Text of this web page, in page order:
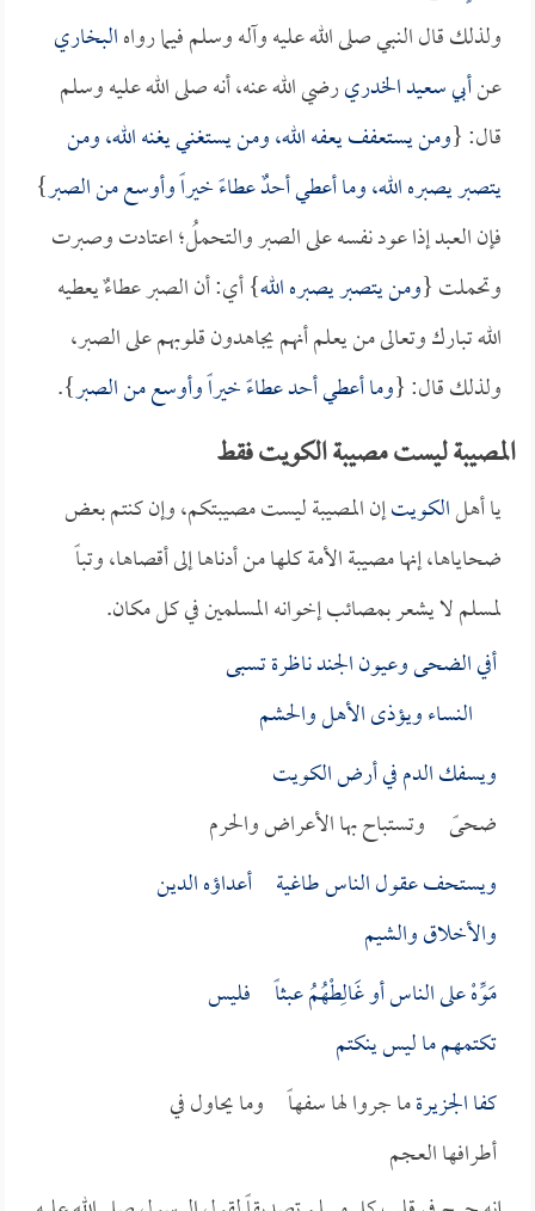
ولذلك قال النبي صلى الله عليه وآله وسلم فيما رواهالبخاري
عنأبي سعيد الخدريرضي الله عنه، أنه صلى الله عليه وسلم
قال: {ومن يستعفف يعفه الله، ومن يستغني يغنه الله، ومن
يتصبر يصبره الله، وما أعطي أحدٌ عطاءً خيراً وأوسع من الصبر}
فإن العبد إذا عود نفسه على الصبر والتحملُ؛ اعتادت وصبرت
وتحملت {ومن يتصبر يصبره الله} أي: أن الصبر عطاءٌ يعطيه
الله تبارك وتعالى من يعلم أنهم يجاهدون قلوبهم على الصبر،
ولذلك قال: {وما أعطي أحد عطاءً خيراً وأوسع من الصبر}.
المصيبة ليست مصيبة الكويت فقط
يا أهلالكويتإن المصيبة ليست مصيبتكم، وإن كنتم بعض
ضحاياها، إنها مصيبة الأمة كلها من أدناها إلى أقصاها، وتباً
لمسلم لا يشعر بمصائب إخوانه المسلمين في كل مكان.
أفي الضحى وعيون الجند ناظرة تسبى
النساء ويؤذى الأهل والحشم
ويسفك الدم في أرضالكويت
ضحىً وتستباح بها الأعراض والحرم
ويستحف عقول الناس طاغية أعداؤه الدين
والأخلاق والشيم
مَوِّهْ على الناس أو غَالِطْهُمُ عبثاً فليس
تكتمهم ما ليس ينكتم
كفاالجزيرةما جروا لها سفهاً وما يحاول في
أطرافها العجم